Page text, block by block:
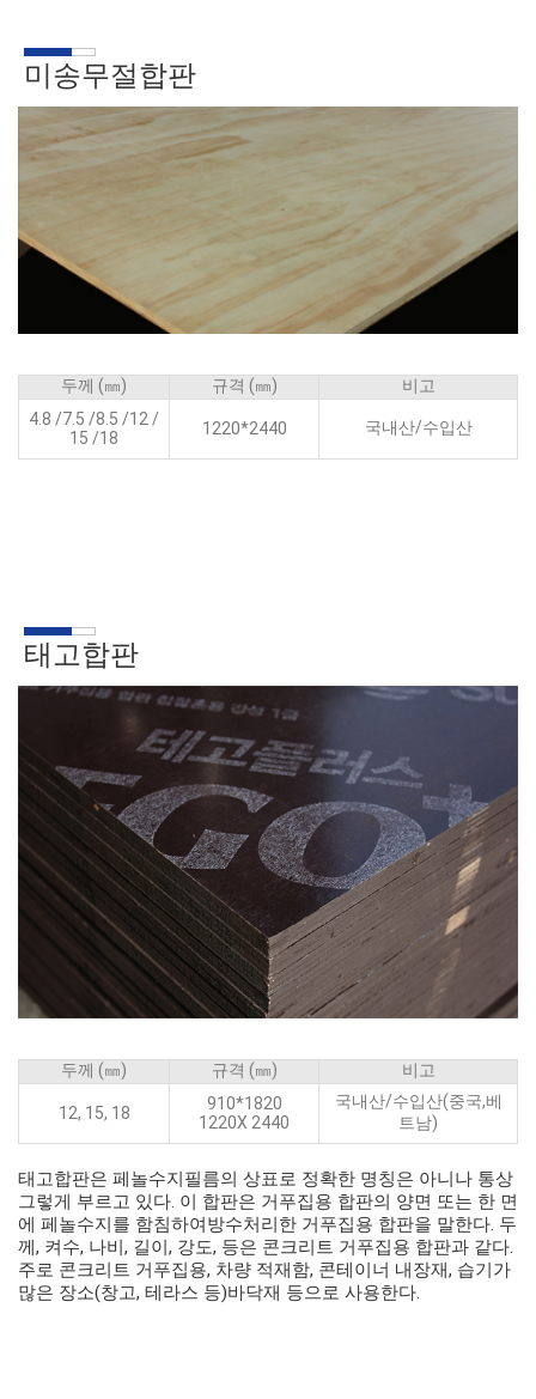
미송무절합판
두께 (㎜) 규격 (㎜)
비고
4.8 /7.5 /8.5 /12 /
15 /18
1220*2440 국내산/수입산
태고합판
두께 (㎜) 규격 (㎜) 비고
12, 15, 18
910*1820
1220X 2440
국내산/수입산(중국,베
트남)
태고합판은 페놀수지필름의 상표로 정확한 명칭은 아니나 통상
그렇게 부르고 있다. 이 합판은 거푸집용 합판의 양면 또는 한 면
에 페놀수지를 함침하여방수처리한 거푸집용 합판을 말한다. 두
께, 켜수, 나비, 길이, 강도, 등은 콘크리트 거푸집용 합판과 같다.
주로 콘크리트 거푸집용, 차량 적재함, 콘테이너 내장재, 습기가
많은 장소(창고, 테라스 등)바닥재 등으로 사용한다.